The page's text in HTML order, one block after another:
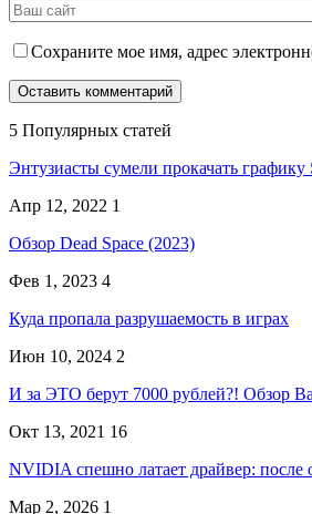
Сохраните мое имя, адрес
5 Популярных статей
Энтузиасты сумели прокачать
Апр 12, 2022 1
Обзор Dead Space (2023)
Фев 1, 2023 4
Куда пропала разрушаемость в играх
Июн 10, 2024 2
И за ЭТО берут 7000 рублей?! Обзор
Окт 13, 2021 16
NVIDIA спешно латает драйвер:
Мар 2, 2026 1